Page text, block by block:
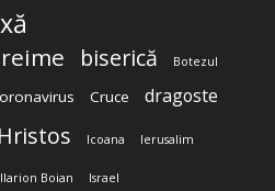
biserică Botezul
Cruce dragoste
Hristos Icoana Ierusalim
Ilarion Boian Israel